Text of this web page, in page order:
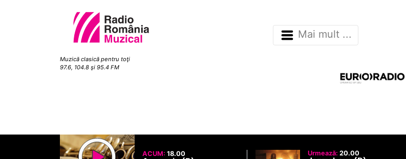
Muzică clasică pentru toţi
97.6, 104.8 şi 95.4 FM
Mai mult ...
ACUM: 18.00 Urmează: 20.00